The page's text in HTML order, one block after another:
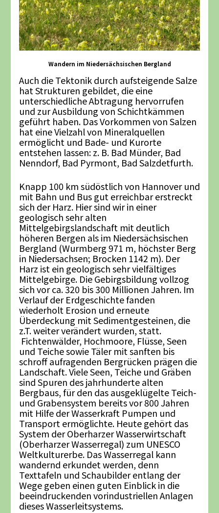
Wandern im Niedersächsischen Bergland
Auch die Tektonik durch aufsteigende Salze
hat Strukturen gebildet, die eine
unterschiedliche Abtragung hervorrufen
und zur Ausbildung von Schichtkämmen
geführt haben. Das Vorkommen von Salzen
hat eine Vielzahl von Mineralquellen
ermöglicht und Bade- und Kurorte
entstehen lassen: z. B. Bad Münder, Bad
Nenndorf, Bad Pyrmont, Bad Salzdetfurth.
Knapp 100 km südöstlich von Hannover und
mit Bahn und Bus gut erreichbar erstreckt
sich der Harz. Hier sind wir in einer
geologisch sehr alten
Mittelgebirgslandschaft mit deutlich
höheren Bergen als im Niedersächsischen
Bergland (Wurmberg 971 m, höchster Berg
in Niedersachsen; Brocken 1142 m). Der
Harz ist ein geologisch sehr vielfältiges
Mittelgebirge. Die Gebirgsbildung vollzog
sich vor ca. 320 bis 300 Millionen Jahren. Im
Verlauf der Erdgeschichte fanden
wiederholt Erosion und erneute
Überdeckung mit Sedimentgesteinen, die
z.T. weiter verändert wurden, statt.
Fichtenwälder, Hochmoore, Flüsse, Seen
und Teiche sowie Täler mit sanften bis
schroff aufragenden Bergrücken prägen die
Landschaft. Viele Seen, Teiche und Gräben
sind Spuren des jahrhunderte alten
Bergbaus, für den das ausgeklügelte Teich-
und Grabensystem bereits vor 800 Jahren
mit Hilfe der Wasserkraft Pumpen und
Transport ermöglichte. Heute gehört das
System der Oberharzer Wasserwirtschaft
(Oberharzer Wasserregal) zum UNESCO
Weltkulturerbe. Das Wasserregal kann
wandernd erkundet werden, denn
Texttafeln und Schaubilder entlang der
Wege geben einen guten Einblick in die
beeindruckenden vorindustriellen Anlagen
dieses Wasserleitsystems.